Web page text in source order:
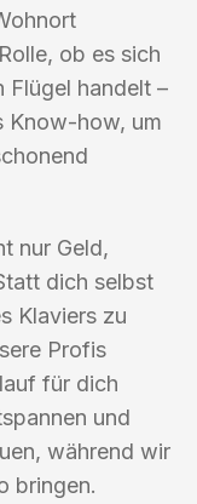
ob es sich
Flügel handelt –
Know-how, um
nur Geld,
dich selbst
Klaviers zu
Profis
für dich
und
während wir
bringen.